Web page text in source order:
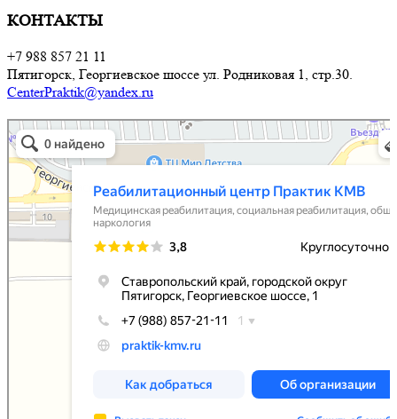
КОНТАКТЫ
+7 988 857 21 11
Пятигорск, Георгиевское шоссе ул. Родниковая 1, стр.30.
CenterPraktik@yandex.ru
Реабилитационный центр Практик КМВ
Медицинская реабилитация в Ставропольском крае
Социальная реабилитация в Ставропольском крае